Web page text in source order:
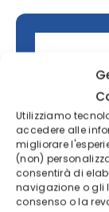
Utilizziamo
accedere alle
migliorare
(non)
consentirà di
navigazione o gli
consenso o la
Investi